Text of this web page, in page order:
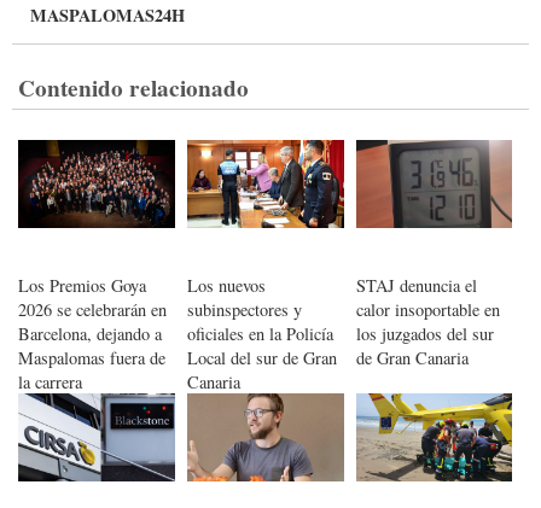
MASPALOMAS24H
Contenido relacionado
Los Premios Goya
2026 se celebrarán en
Barcelona, dejando a
Maspalomas fuera de
la carrera
Los nuevos
subinspectores y
oficiales en la Policía
Local del sur de Gran
Canaria
STAJ denuncia el
calor insoportable en
los juzgados del sur
de Gran Canaria